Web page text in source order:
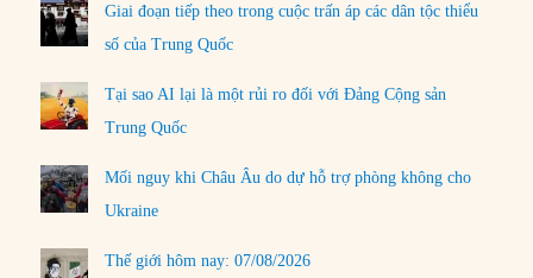
Giai đoạn tiếp theo trong cuộc trấn áp các dân tộc thiểu
số của Trung Quốc
Tại sao AI lại là một rủi ro đối với Đảng Cộng sản
Trung Quốc
Mối nguy khi Châu Âu do dự hỗ trợ phòng không cho
Ukraine
Thế giới hôm nay: 07/08/2026